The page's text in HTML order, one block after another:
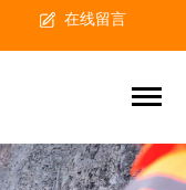
在线留言